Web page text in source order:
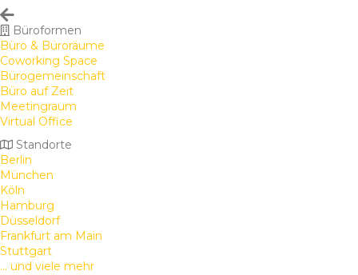
Büroformen
Büro & Büroräume
Coworking Space
Bürogemeinschaft
Büro auf Zeit
Meetingraum
Virtual Office
Standorte
Berlin
München
Köln
Hamburg
Düsseldorf
Frankfurt am Main
Stuttgart
... und viele mehr